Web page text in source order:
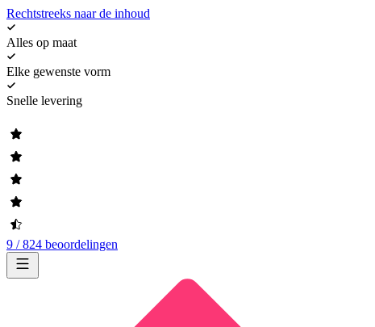
Rechtstreeks naar de inhoud
Alles op maat
Elke gewenste vorm
Snelle levering
9 / 824 beoordelingen